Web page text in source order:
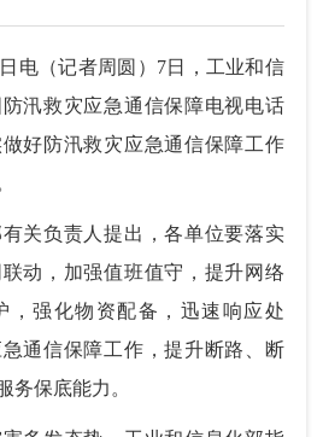
（记者周圆）7日，工业和信
汛救灾应急通信保障电视电话
好防汛救灾应急通信保障工作
负责人提出，各单位要落实
动，加强值班值守，提升网络
，强化物资配备，迅速响应处
通信保障工作，提升断路、断
务保底能力。